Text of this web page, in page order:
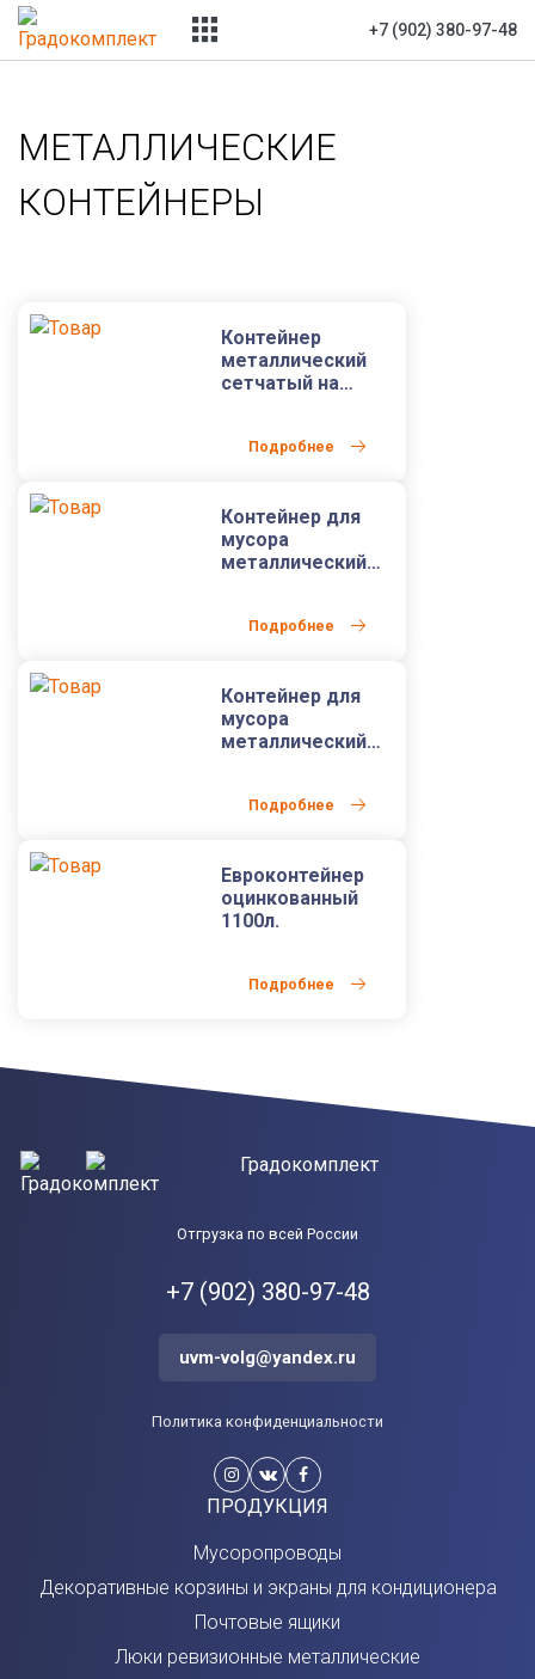
+7 (902) 380-97-48
МЕТАЛЛИЧЕСКИЕ
КОНТЕЙНЕРЫ
Контейнер
металлический
сетчатый на
Подробнее
Контейнер для
мусора
металлический
Подробнее
Контейнер для
мусора
металлический
Подробнее
Евроконтейнер
оцинкованный
1100л.
Подробнее
Отгрузка по всей России
+7 (902) 380-97-48
uvm-volg@yandex.ru
Политика конфиденциальности
ПРОДУКЦИЯ
Мусоропроводы
Декоративные корзины и экраны для кондиционера
Почтовые ящики
Люки ревизионные металлические